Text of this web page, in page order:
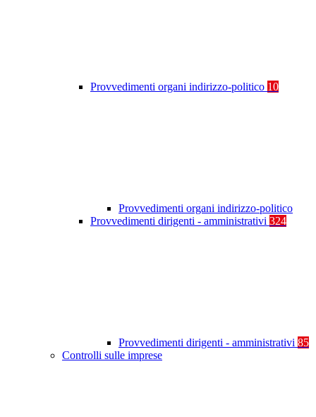
Provvedimenti organi indirizzo-politico 10
Provvedimenti organi indirizzo-politico
Provvedimenti dirigenti - amministrativi 324
Provvedimenti dirigenti - amministrativi 85
Controlli sulle imprese